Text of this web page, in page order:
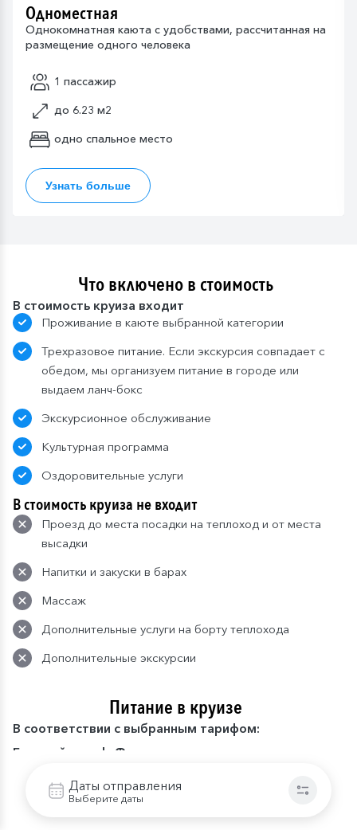
Даты отправления
Выберите даты
Одноместная
Однокомнатная каюта с удобствами, рассчитанная на
размещение одного человека
1 пассажир
до 6.23 м2
одно спальное место
Узнать больше
Что включено в стоимость
В стоимость круиза входит
Проживание в каюте выбранной категории
Трехразовое питание. Если экскурсия совпадает с
обедом, мы организуем питание в городе или
выдаем ланч-бокс
Экскурсионное обслуживание
Культурная программа
Оздоровительные услуги
В стоимость круиза не входит
Проезд до места посадки на теплоход и от места
высадки
Напитки и закуски в барах
Массаж
Дополнительные услуги на борту теплохода
Дополнительные экскурсии
Питание в круизе
В соответствии с выбранным тарифом:
Базовый тариф. Фиксированная рассадка в
Завтрак:шведский стол или заказная система с